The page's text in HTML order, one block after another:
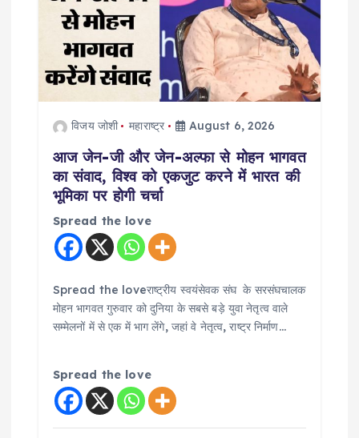
विजय जोशी महाराष्ट्र August 6, 2026
आज जेन-जी और जेन-अल्फा से मोहन भागवत
का संवाद, विश्व को एकजुट करने में भारत की
भूमिका पर होगी चर्चा
Spread the love
Spread the loveराष्ट्रीय स्वयंसेवक संघ के सरसंघचालक
मोहन भागवत गुरुवार को दुनिया के सबसे बड़े युवा नेतृत्व वाले
सम्मेलनों में से एक में भाग लेंगे, जहां वे नेतृत्व, राष्ट्र निर्माण…
Spread the love